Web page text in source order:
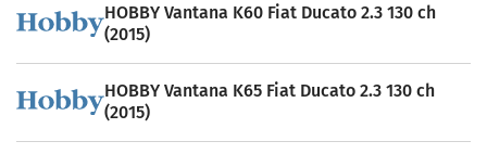
HOBBY Vantana K60 Fiat Ducato 2.3 130 ch
(2015)
HOBBY Vantana K65 Fiat Ducato 2.3 130 ch
(2015)